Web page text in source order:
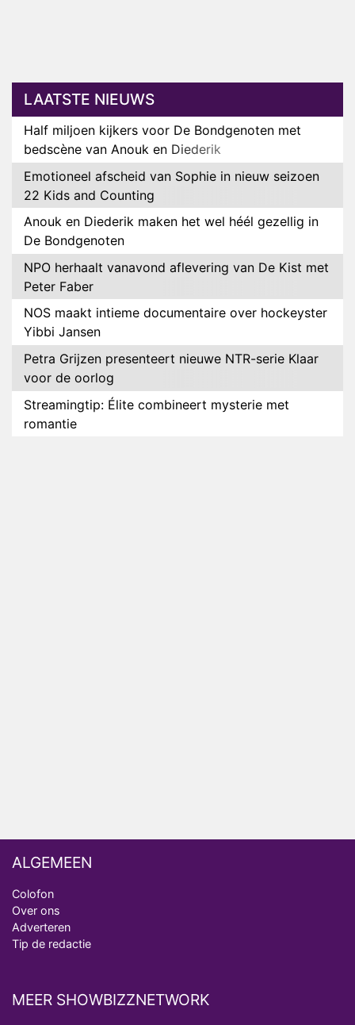
LAATSTE NIEUWS
Half miljoen kijkers voor De Bondgenoten met
bedscène van Anouk en Diederik
Emotioneel afscheid van Sophie in nieuw seizoen
22 Kids and Counting
Anouk en Diederik maken het wel héél gezellig in
De Bondgenoten
NPO herhaalt vanavond aflevering van De Kist met
Peter Faber
NOS maakt intieme documentaire over hockeyster
Yibbi Jansen
Petra Grijzen presenteert nieuwe NTR-serie Klaar
voor de oorlog
Streamingtip: Élite combineert mysterie met
romantie
ALGEMEEN
Colofon
Over ons
Adverteren
Tip de redactie
MEER SHOWBIZZNETWORK